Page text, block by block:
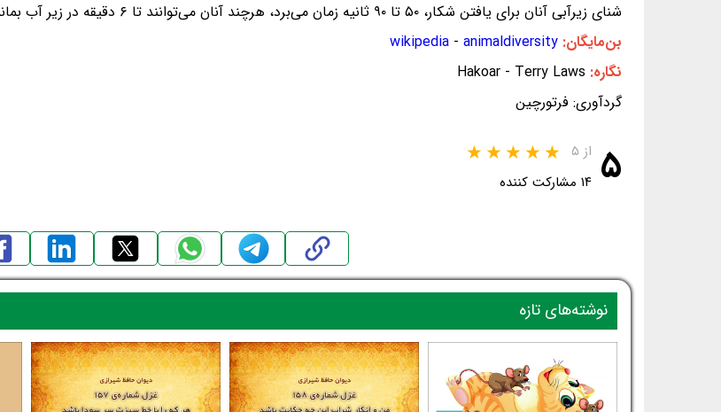
شنای زیرآبی آنان برای یافتن شکار، ۵۰ تا ۹۰ ثانیه زمان می‌برد، هرچند آنان می‌توانند تا ۶ دقیقه در زیر آب بمانند.
بن‌مایگان:
wikipedia - animaldiversity
نگاره: Hakoar - Terry Laws
گردآوری: فرتورچین
۵ از ۵
۱۴ مشارکت کننده
نوشته‌های تازه